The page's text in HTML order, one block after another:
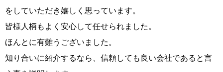
をしていただき嬉しく思っています。
皆様人柄もよく安心して任せられました。
ほんとに有難うございました。
知り合いに紹介するなら、信頼しても良い会社であると言